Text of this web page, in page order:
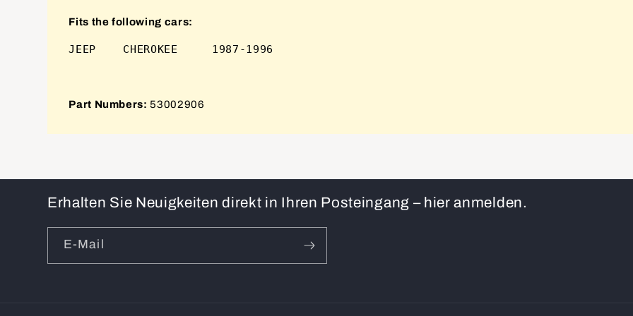
Fits the following cars:
Part Numbers: 53002906
Erhalten Sie Neuigkeiten direkt in Ihren Posteingang – hier anmelden.
E-Mail